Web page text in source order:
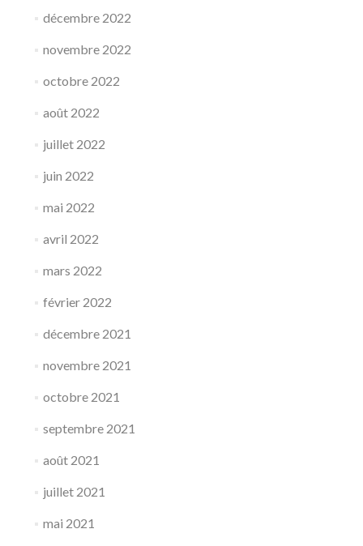
décembre 2022
novembre 2022
octobre 2022
août 2022
juillet 2022
juin 2022
mai 2022
avril 2022
mars 2022
février 2022
décembre 2021
novembre 2021
octobre 2021
septembre 2021
août 2021
juillet 2021
mai 2021